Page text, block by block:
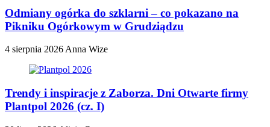
Odmiany ogórka do szklarni – co pokazano na
Pikniku Ogórkowym w Grudziądzu
4 sierpnia 2026 Anna Wize
Trendy i inspiracje z Zaborza. Dni Otwarte firmy
Plantpol 2026 (cz. I)